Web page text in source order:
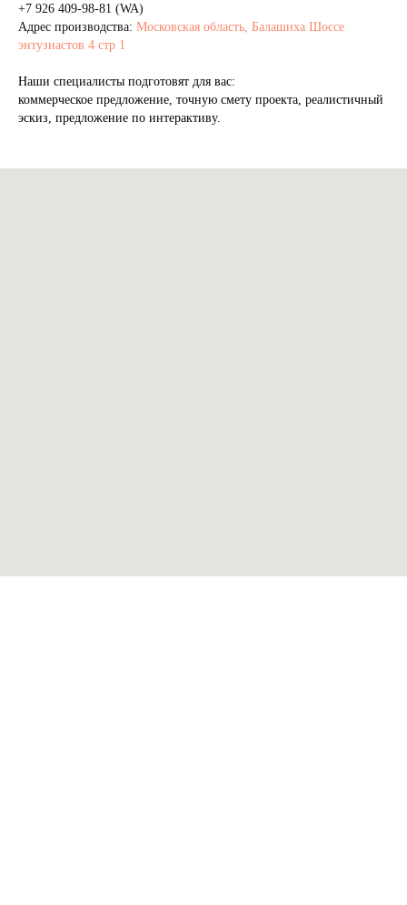
+7 926 409-98-81 (WA)
Адрес производства: Московская область, Балашиха Шоссе
энтузиастов 4 стр 1
Наши специалисты подготовят для вас:
коммерческое предложение, точную смету проекта, реалистичный
эскиз, предложение по интерактиву.